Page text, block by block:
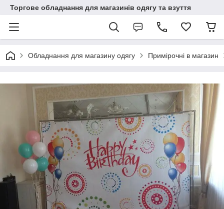
Торгове обладнання для магазинів одягу та взуття
Обладнання для магазину одягу Примірочні в магазин